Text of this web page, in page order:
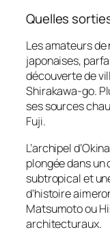
Quelles
Les amateurs
japonaises,
découverte de
Shirakawa-go.
ses sources
Fuji.
L’archipel
plongée dans
subtropical et
d’histoire
Matsumoto ou
architecturaux.